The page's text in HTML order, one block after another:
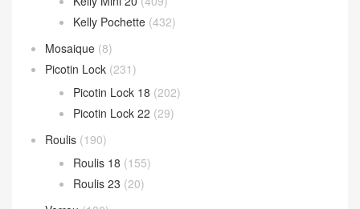
Kelly Pochette (432)
Mosaique (8)
Picotin Lock (231)
Picotin Lock 18 (202)
Picotin Lock 22 (29)
Roulis (190)
Roulis 18 (155)
Roulis 23 (20)